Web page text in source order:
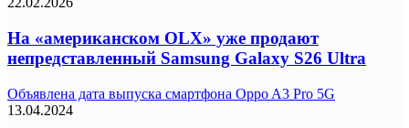
На «американском OLX» уже продают
непредставленный Samsung Galaxy S26 Ultra
Объявлена дата выпуска смартфона Oppo A3 Pro 5G
13.04.2024